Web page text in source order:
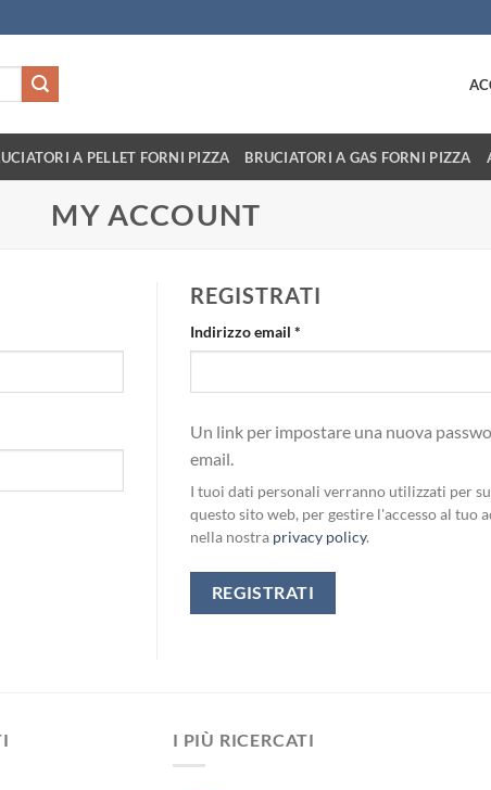
A PELLET FORNI PIZZA BRUCIATORI A GAS FORNI PIZZA
MY ACCOUNT
REGISTRATI
Indirizzo email *
Un link per impostare una nuova
email.
I tuoi dati personali verranno utilizzati per
questo sito web, per gestire l'accesso al tuo
nella nostra privacy policy.
REGISTRATI
I PIÙ RICERCATI